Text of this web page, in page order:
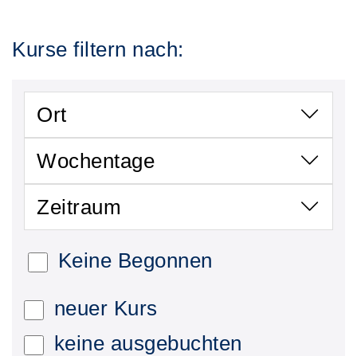
Kurse filtern nach:
Ort
Wochentage
Zeitraum
Keine Begonnen
neuer Kurs
keine ausgebuchten